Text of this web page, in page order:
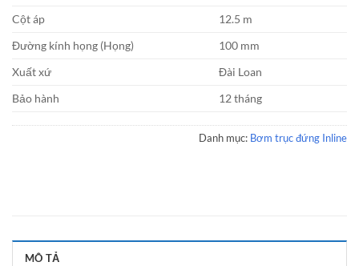
Cột áp
12.5 m
Đường kính họng (Họng)
100 mm
Xuất xứ
Đài Loan
Bảo hành
12 tháng
Danh mục: Bơm trục đứng Inline
MÔ TẢ